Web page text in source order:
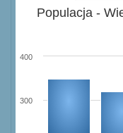
Populacja -
300
400